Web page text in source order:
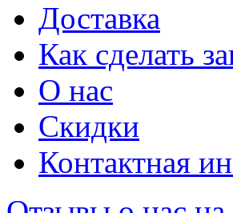
Доставка
Как сделать
О нас
Скидки
Контактная